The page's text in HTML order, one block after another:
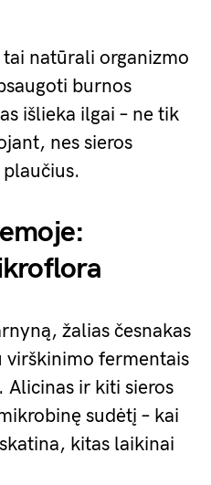
tai natūrali organizmo
burnos
išlieka ilgai – ne tik
nes sieros
žalias česnakas
virškinimo fermentais
ir kiti sieros
sudėtį – kai
kitas laikinai